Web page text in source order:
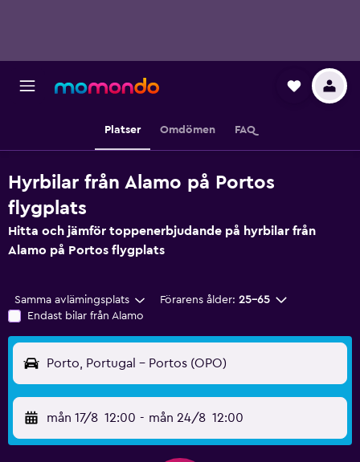
Platser Omdömen FAQ
Hyrbilar från Alamo på Portos
flygplats
Hitta och jämför toppenerbjudande på hyrbilar från
Alamo på Portos flygplats
Samma avlämingsplats Förarens ålder: 25-65
Endast bilar från Alamo
Porto, Portugal - Portos (OPO)
mån 17/8 12:00 - mån 24/8 12:00